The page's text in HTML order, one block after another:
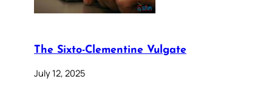
The Sixto-Clementine Vulgate
July 12, 2025